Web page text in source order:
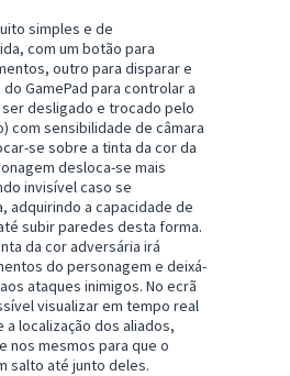
simples e de
com um botão para
outro para disparar e
GamePad para controlar a
desligado e trocado pelo
com sensibilidade de câmara
se sobre a tinta da cor da
desloca-se mais
invisível caso se
adquirindo a capacidade de
subir paredes desta forma.
da cor adversária irá
do personagem e deixá-
ataques inimigos. No ecrã
visualizar em tempo real
localização dos aliados,
nos mesmos para que o
salto até junto deles.